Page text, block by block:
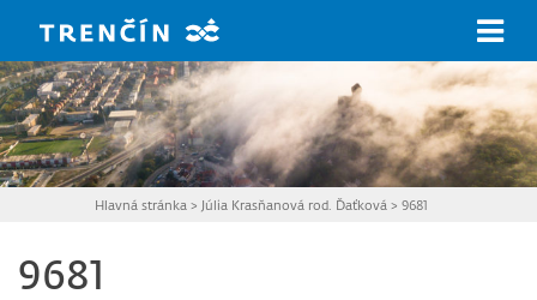
Hlavná stránka > Júlia Krasňanová rod. Ďaťková >9681
9681